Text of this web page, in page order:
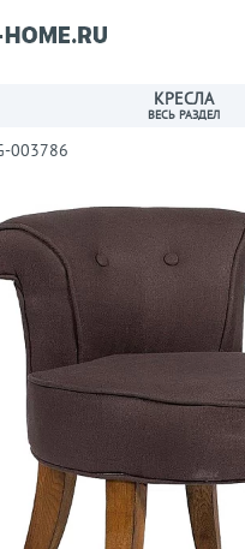
КРЕСЛА
003786